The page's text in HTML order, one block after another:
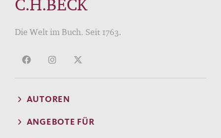
C.H.BECK
Die Welt im Buch. Seit 1763.
AUTOREN
ANGEBOTE FÜR